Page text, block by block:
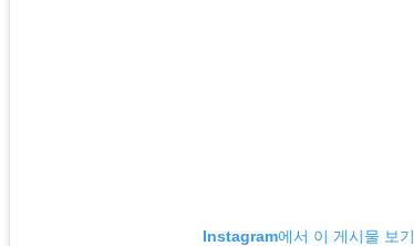
Instagram에서 이 게시물 보기